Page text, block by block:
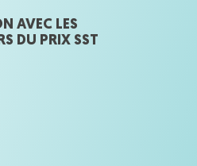
AVEC LES
DU PRIX SST